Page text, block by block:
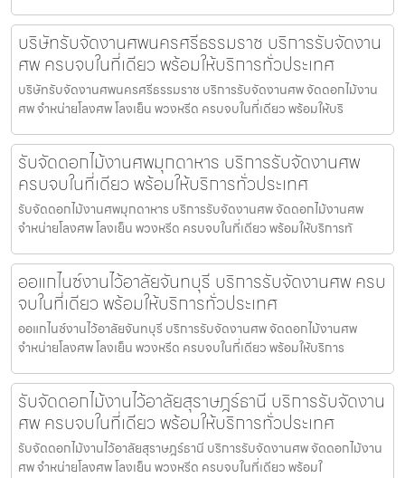
บริษัทรับจัดงานศพนครศรีธรรมราช บริการรับจัดงาน
ศพ ครบจบในที่เดียว พร้อมให้บริการทั่วประเทศ
บริษัทรับจัดงานศพนครศรีธรรมราช บริการรับจัดงานศพ จัดดอกไม้งาน
ศพ จำหน่ายโลงศพ โลงเย็น พวงหรีด ครบจบในที่เดียว พร้อมให้บริ
รับจัดดอกไม้งานศพมุกดาหาร บริการรับจัดงานศพ
ครบจบในที่เดียว พร้อมให้บริการทั่วประเทศ
รับจัดดอกไม้งานศพมุกดาหาร บริการรับจัดงานศพ จัดดอกไม้งานศพ
จำหน่ายโลงศพ โลงเย็น พวงหรีด ครบจบในที่เดียว พร้อมให้บริการทั
ออแกไนซ์งานไว้อาลัยจันทบุรี บริการรับจัดงานศพ ครบ
จบในที่เดียว พร้อมให้บริการทั่วประเทศ
ออแกไนซ์งานไว้อาลัยจันทบุรี บริการรับจัดงานศพ จัดดอกไม้งานศพ
จำหน่ายโลงศพ โลงเย็น พวงหรีด ครบจบในที่เดียว พร้อมให้บริการ
รับจัดดอกไม้งานไว้อาลัยสุราษฎร์ธานี บริการรับจัดงาน
ศพ ครบจบในที่เดียว พร้อมให้บริการทั่วประเทศ
รับจัดดอกไม้งานไว้อาลัยสุราษฎร์ธานี บริการรับจัดงานศพ จัดดอกไม้งาน
ศพ จำหน่ายโลงศพ โลงเย็น พวงหรีด ครบจบในที่เดียว พร้อมใ